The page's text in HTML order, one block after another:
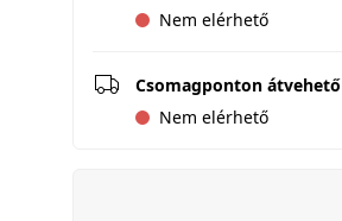
Nem elérhető
Csomagponton átvehető
Nem elérhető